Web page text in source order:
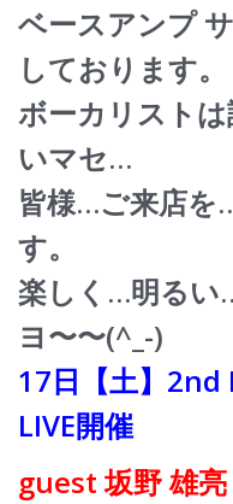
ベースアンプ
しております。
ボーカリスト
いマセ…
皆様…ご来店を
す。
楽しく…明るい
ヨ〜〜(^_-)
17日【土】2nd
LIVE開催
guest 坂野 雄